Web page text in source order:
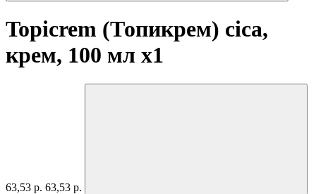
Topicrem (Топикрем) cica,
крем, 100 мл x1
63,53 р. 63,53 р.